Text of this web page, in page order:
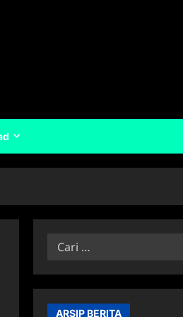
Cari
ARSIP BERITA